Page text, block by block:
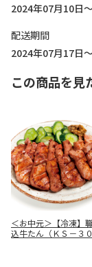
2024年07月10日
配送期間
2024年07月17日
この商品を見
＜お中元＞【冷凍】
込牛たん（ＫＳ－３０